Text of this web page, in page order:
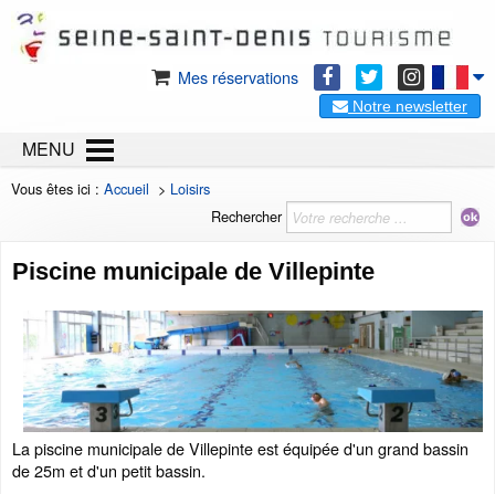
Mes réservations
Notre newsletter
MENU
Vous êtes ici : Accueil > Loisirs
Rechercher
Piscine municipale de Villepinte
La piscine municipale de Villepinte est équipée d'un grand bassin
de 25m et d'un petit bassin.